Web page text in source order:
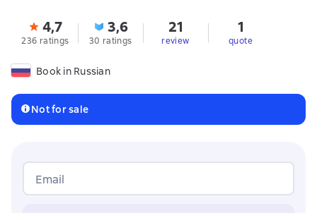
4,7
236 ratings
3,6
30 ratings
21
review
1
quote
Book in Russian
Not for sale
Email